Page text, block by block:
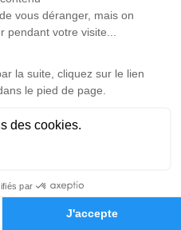
Hommages
hommage est
Je rends hommage